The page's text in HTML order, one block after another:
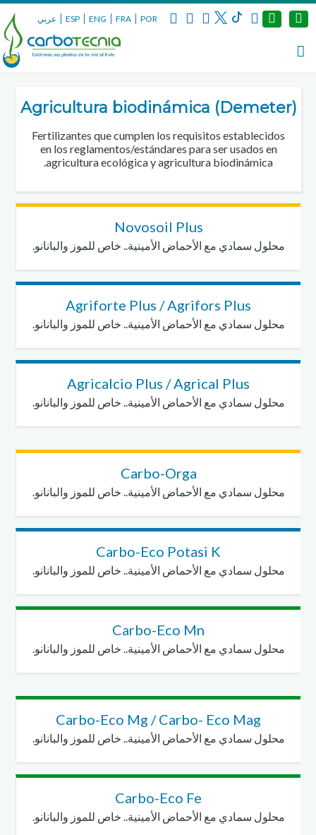
عربي ESP ENG FRA POR
Agricultura biodinámica (Demeter)
Fertilizantes que cumplen los requisitos establecidos
en los reglamentos/estándares para ser usados en
agricultura ecológica y agricultura biodinámica.
Novosoil Plus
محلول سمادي مع الأحماض الأمينية.. خاص للموز والبانانو.
Agriforte Plus / Agrifors Plus
محلول سمادي مع الأحماض الأمينية.. خاص للموز والبانانو.
Agricalcio Plus / Agrical Plus
محلول سمادي مع الأحماض الأمينية.. خاص للموز والبانانو.
Carbo-Orga
محلول سمادي مع الأحماض الأمينية.. خاص للموز والبانانو.
Carbo-Eco Potasi K
محلول سمادي مع الأحماض الأمينية.. خاص للموز والبانانو.
Carbo-Eco Mn
محلول سمادي مع الأحماض الأمينية.. خاص للموز والبانانو.
Carbo-Eco Mg / Carbo- Eco Mag
محلول سمادي مع الأحماض الأمينية.. خاص للموز والبانانو.
Carbo-Eco Fe
محلول سمادي مع الأحماض الأمينية.. خاص للموز والبانانو.